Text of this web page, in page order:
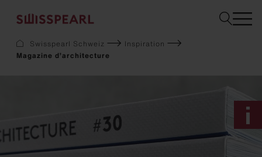
Façade
Téléchargements
Swisspearl Schweiz
Inspiration
Magazine d’architecture